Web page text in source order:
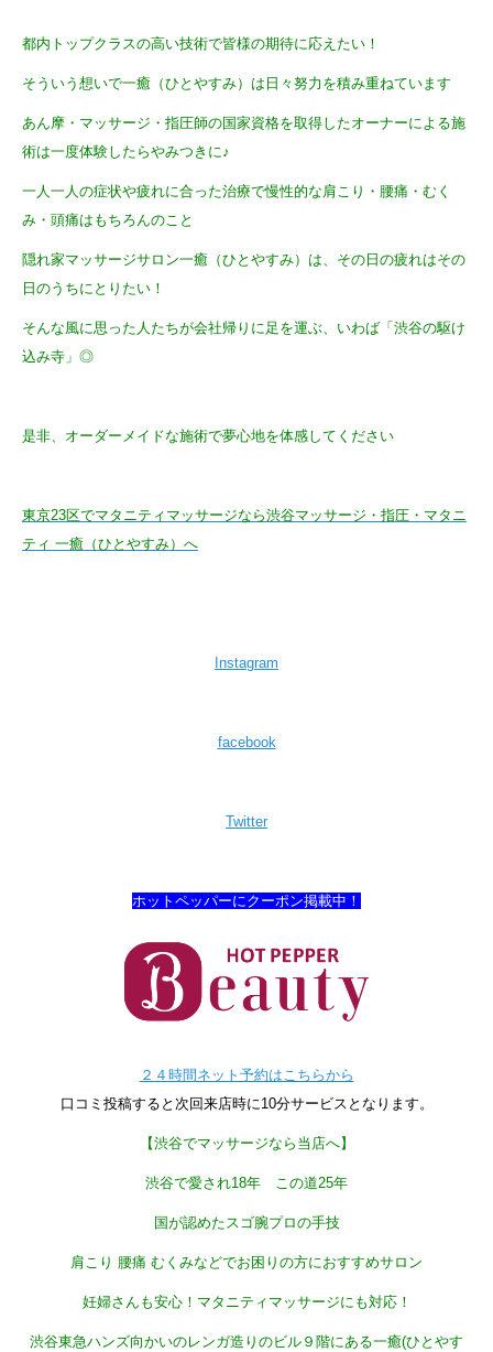
都内トップクラスの高い技術で皆様の期待に応えたい！
そういう想いで一癒（ひとやすみ）は日々努力を積み重ねています
あん摩・マッサージ・指圧師の国家資格を取得したオーナーによる施
術は一度体験したらやみつきに♪
一人一人の症状や疲れに合った治療で慢性的な肩こり・腰痛・むく
み・頭痛はもちろんのこと
隠れ家マッサージサロン一癒（ひとやすみ）は、その日の疲れはその
日のうちにとりたい！
そんな風に思った人たちが会社帰りに足を運ぶ、いわば「渋谷の駆け
込み寺」◎
是非、オーダーメイドな施術で夢心地を体感してください
東京23区でマタニティマッサージなら渋谷マッサージ・指圧・マタニ
ティ 一癒（ひとやすみ）へ
Instagram
facebook
Twitter
ホットペッパーにクーポン掲載中！
２４時間ネット予約はこちらから
口コミ投稿すると次回来店時に10分サービスとなります。
【渋谷でマッサージなら当店へ】
渋谷で愛され18年 この道25年
国が認めたスゴ腕プロの手技
肩こり 腰痛 むくみなどでお困りの方におすすめサロン
妊婦さんも安心！マタニティマッサージにも対応！
渋谷東急ハンズ向かいのレンガ造りのビル９階にある一癒(ひとやす